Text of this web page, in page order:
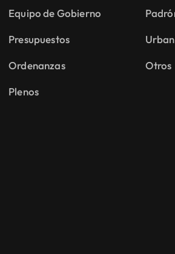
Equipo de Gobierno
Presupuestos
Ordenanzas
Plenos
Otros